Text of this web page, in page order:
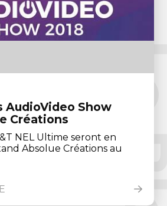
AudioVideo Show
Créations
NEL Ultime seront en
Absolue Créations au